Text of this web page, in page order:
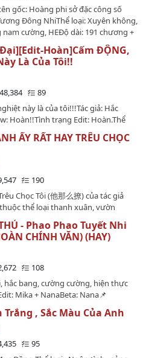
chỉ thuộc về ta Truyện này còn có
"tình trạng edit: hoànlink nguồn qt :
truyen/tham-niem-song-tinh-
bá đạo chiếm hữu dục cường
tha thứ công song tính thụ…
gốc: Hoàng phi sở đặc công số
Đông NhiThể loại: Xuyên không,
cường, HEĐộ dài: 191 chương +
ngữ: whitenavyBeta:
dung giản lược]Từ
sở tình báo trở thành một nô lệ
một nô lệ thời phong kiến trở
tài ba nổi danh khắp đại
sự hiện diện của ba người.Một
vai sát cánh, chia ngọt sẻ bùi suốt
khổ.Một người cao ngạo, cố chấp,
và cảm thông.Còn một người lại
vòng xoáy của những mưu mô,
lực và thù hận, không ai biết số
về đâu, nhưng có một điều đứng
của Sở Kiều: nàng sẽ luôn trung
Hoàn]Cấm ĐỘNG,
Là Của Tôi!!
48,384
89
này là của tôi!!!Tác giả: Hắc
Hoàn!!Tình trạng Edit: Hoàn.Thể
hỉ,giới giải trí, ngọt văn.
Thi Dĩnh đã từng có một mục tiêu mỹ
Hàn Duẫn Nghiên đạp ở dưới
một mục tiêu vĩ đại hơn.Chính là
áp ở dưới thân.Chờ chút!! Cô
gì đó!!Người phụ nữ đứng như
ai??Còn người cười như bị động
cả mọi người CẤM động, yêu nghiệp
minh tinh vs tiếp viên hàng
Thần siêu ngạo kiều vs Siêu cấp bá
chính; Lâm Thi Dĩnh, Hàn Duẫn
được up song song với
showthread.php?
ẤY RẤT HAY TRÊU CHỌC
190
Chọc Tôi (他那么撩) của tác giả
thể loại thanh xuân, vườn
Tình nữ sinh mới chuyển trường.
học Tần Tình vô tình vướng vào
đã được hẹn trước, với sự thông
của mình cô đã dùng kế cứu học
vây bởi những kẻ khác.Thật không
người nghe thấy đều phải né
Anh Ấy Rất Hay Trêu Chọc Tôi
từ lúc nào đó mà cảm thấy có
Tình, trong mắt anh cô nàng là nữ
và khá hiền lành nhưng lại rất
đã thôi thúc anh tìm nhiều cơ hội
- Phao Phao Tuyết Nhi
CHÍNH VĂN) (HAY)
108
hắc bang, cường cường, hiện thực
Mika + NanaBeta: Nana📌
2014/02/05/kim-
tuyet-nhiTruyện Kim Bài Đả Thủ
Tuyết Nhi là câu chuyện nói về
đen. Nhân vật của chúng ta là
, Sắc Màu Của Anh
95